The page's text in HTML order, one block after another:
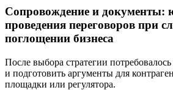
Сопровождение и документы:
проведения переговоров при
поглощении бизнеса
После выбора стратегии
и подготовить аргументы для
площадки или регулятора.